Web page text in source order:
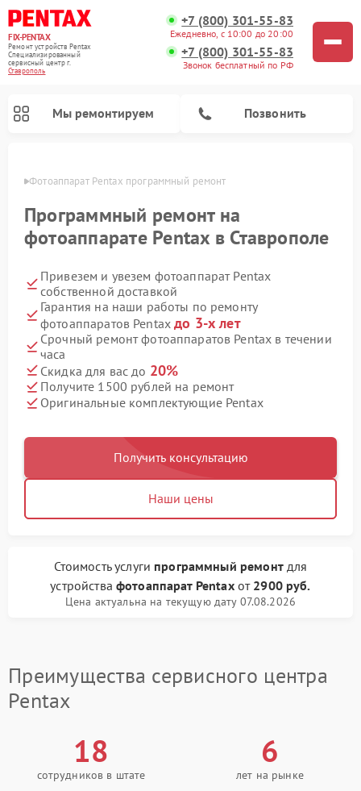
FIX-PENTAX
Ремонт устройств Pentax
Специализированный
cервисный центр г.
Ставрополь
+7 (800) 301-55-83
Ежедневно, с 10:00 до 20:00
+7 (800) 301-55-83
Звонок бесплатный по РФ
Мы ремонтируем Позвонить
Фотоаппарат Pentax программный ремонт
Программный ремонт на
фотоаппарате Pentax в Ставрополе
Привезем и увезем фотоаппарат Pentax
собственной доставкой
Гарантия на наши работы по ремонту
фотоаппаратов Pentaxдо 3-х лет
Срочный ремонт фотоаппаратов Pentax в течении
часа
Скидка для вас до 20%
Получите 1500 рублей на ремонт
Оригинальные комплектующие Pentax
Получить консультацию
Наши цены
Стоимость услуги программный ремонтдля
устройства фотоаппарат Pentaxот 2900 руб.
Цена актуальна на текущую дату 07.08.2026
Преимущества сервисного центра
Pentax
18
сотрудников в штате
6
лет на рынке